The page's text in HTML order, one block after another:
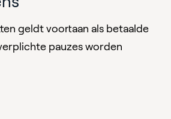
geldt voortaan als betaalde
pauzes worden